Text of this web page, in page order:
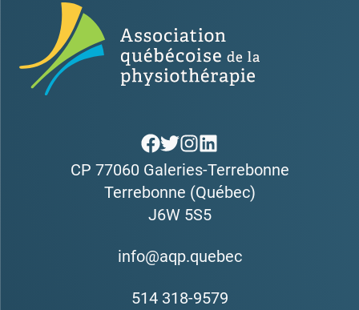
l’Association québécoise de la physiothérapie
(AQP) et le Réseau […]
CP 77060 Galeries-Terrebonne
Terrebonne (Québec)
J6W 5S5
info@aqp.quebec
514 318-9579